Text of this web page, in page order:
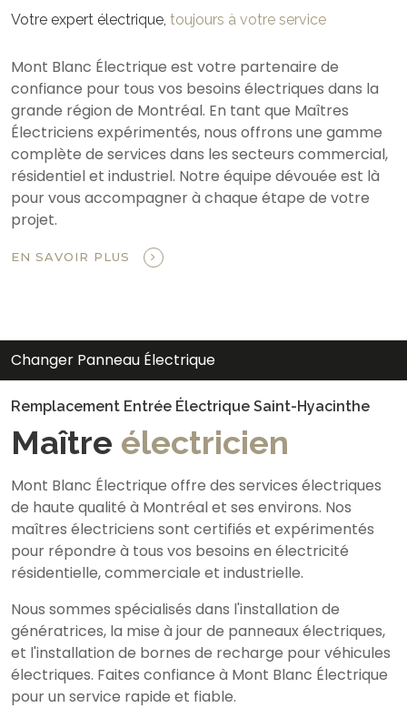
Votre expert électrique, toujours à votre service
Mont Blanc Électrique est votre partenaire de
confiance pour tous vos besoins électriques dans la
grande région de Montréal. En tant que Maîtres
Électriciens expérimentés, nous offrons une gamme
complète de services dans les secteurs commercial,
résidentiel et industriel. Notre équipe dévouée est là
pour vous accompagner à chaque étape de votre
projet.
EN SAVOIR PLUS
Changer Panneau Électrique
Remplacement Entrée Électrique Saint-Hyacinthe
Maître électricien
Mont Blanc Électrique offre des services électriques
de haute qualité à Montréal et ses environs. Nos
maîtres électriciens sont certifiés et expérimentés
pour répondre à tous vos besoins en électricité
résidentielle, commerciale et industrielle.
Nous sommes spécialisés dans l'installation de
génératrices, la mise à jour de panneaux électriques,
et l'installation de bornes de recharge pour véhicules
électriques. Faites confiance à Mont Blanc Électrique
pour un service rapide et fiable.